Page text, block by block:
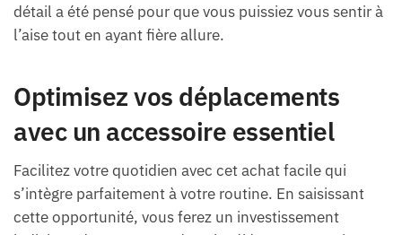
détail a été pensé pour que vous puissiez vous sentir à
l’aise tout en ayant fière allure.
Optimisez vos déplacements
avec un accessoire essentiel
Facilitez votre quotidien avec cet achat facile qui
s’intègre parfaitement à votre routine. En saisissant
cette opportunité, vous ferez un investissement